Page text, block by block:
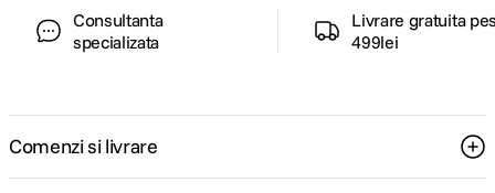
Consultanta
specializata
Livrare gratuita
499lei
Comenzi si livrare